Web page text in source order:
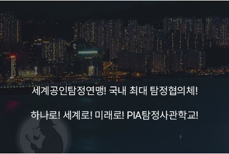
세계공인탐정연맹! 국내 최대 탐정협의체!
하나로! 세계로! 미래로! PIA탐정사관학교!